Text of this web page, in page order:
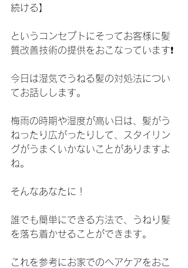
続ける】
というコンセプトにそってお客様に髪
質改善技術の提供をおこなっています❗️
今日は湿気でうねる髪の対処法につい
てお話しします。
梅雨の時期や湿度が高い日は、髪がう
ねったり広がったりして、スタイリン
グがうまくいかないことがありますよ
ね。
そんなあなたに！
誰でも簡単にできる方法で、うねり髪
を落ち着かせることができます。
これを参考にお家でのヘアケアをおこ